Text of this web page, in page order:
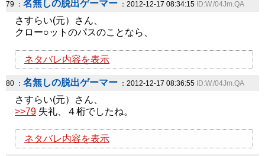
79 ： 名無しの脱出ゲーマー ：2012-12-17 08:34:15 ID:W./04Jm.QA
さすらい(元）さん、
クロー○ットのパスのことなら、
ネタバレ内容を表示
80 ： 名無しの脱出ゲーマー ：2012-12-17 08:36:55 ID:W./04Jm.QA
さすらい(元）さん、
>>79 失礼、４桁でしたね。
ネタバレ内容を表示